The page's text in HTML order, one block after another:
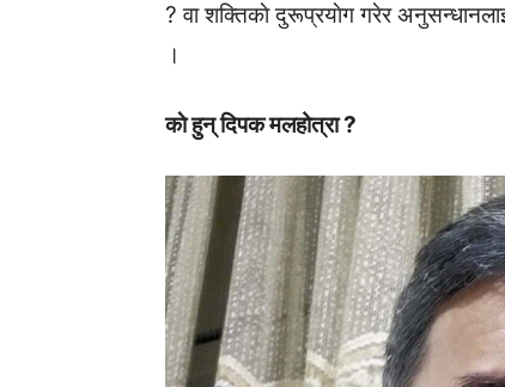
? वा शक्तिकाे दुरूप्रयाेग गरेर
।
काे हुन् दिपक मलहोत्रा ?